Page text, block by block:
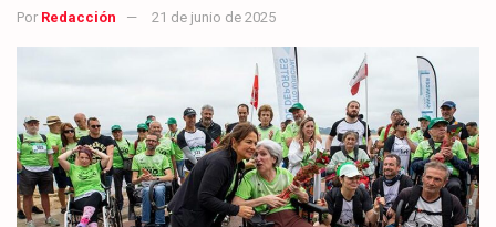
Por Redacción 21 de junio de 2025